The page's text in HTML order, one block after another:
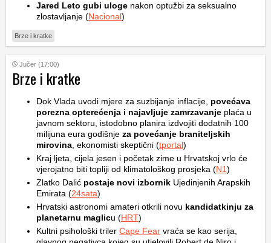
Jared Leto gubi uloge nakon optužbi za seksualno
zlostavljanje (Nacional)
Brze i kratke
Jučer (17:00)
Brze i kratke
Dok Vlada uvodi mjere za suzbijanje inflacije, povećava
porezna opterećenja i najavljuje zamrzavanje plaća u
javnom sektoru, istodobno planira izdvojiti dodatnih 100
milijuna eura godišnje za povećanje braniteljskih
mirovina , ekonomisti skeptični (tportal)
Kraj ljeta, cijela jesen i početak zime u Hrvatskoj vrlo će
vjerojatno biti topliji od klimatološkog prosjeka (N1)
Zlatko Dalić postaje novi izbornik Ujedinjenih Arapskih
Emirata (24sata)
Hrvatski astronomi amateri otkrili novu kandidatkinju za
planetarnu maglicu (HRT)
Kultni psihološki triler Cape Fear vraća se kao serija,